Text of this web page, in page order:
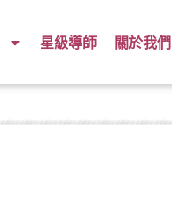
星級導師 關於我們